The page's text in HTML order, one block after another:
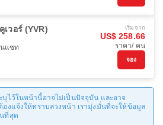
เวอร์ (YVR)
แซท
เริ่มจาก
US$ 258.66
ราคา/ คน
จอง
บุไว้ในหน้านี้อาจไม่เป็นปัจจุบัน และอาจ
องแจ้งให้ทราบล่วงหน้า เรามุ่งมั่นที่จะให้ข้อมูล
ที่สุด